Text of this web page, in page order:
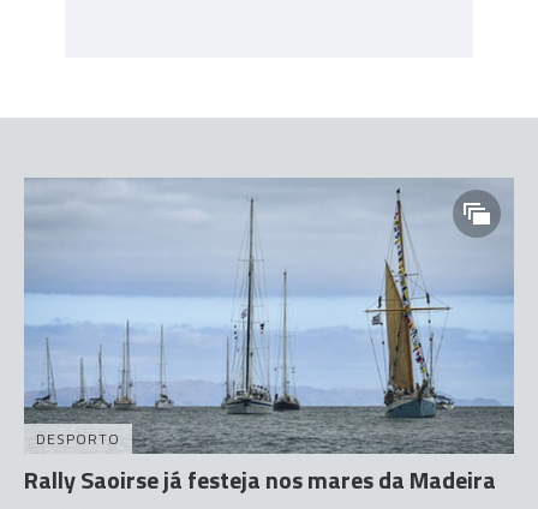
DESPORTO
Rally Saoirse já festeja nos mares da Madeira